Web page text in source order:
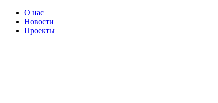
О нас
Новости
Проекты